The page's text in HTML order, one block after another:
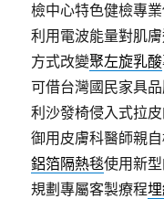
檢中心特色健檢專
利用電波能量對肌
方式改變聚左旋乳酸
可借台灣國民家具
利沙發椅侵入式拉
御用皮膚科醫師親
鋁箔隔熱毯使用新
規劃專屬客製療程